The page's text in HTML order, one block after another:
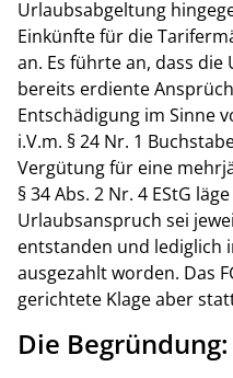
Urlaubsabgeltung
Einkünfte für die
an. Es führte an, dass
bereits erdiente
Entschädigung im Sinne
i.V.m. § 24 Nr. 1
Vergütung für eine
§ 34 Abs. 2 Nr. 4 EStG
Urlaubsanspruch sei
entstanden und lediglich
ausgezahlt worden. Das
gerichtete Klage aber
Die Begründung: